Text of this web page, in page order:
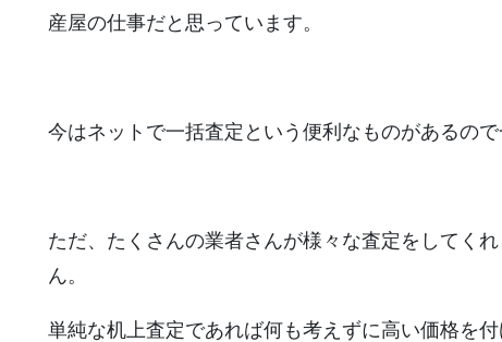
産屋の仕事だと思っています。
今はネットで一括査定という便利なものがあるの
ただ、たくさんの業者さんが様々な査定をしてく
ん。
単純な机上査定であれば何も考えずに高い価格を